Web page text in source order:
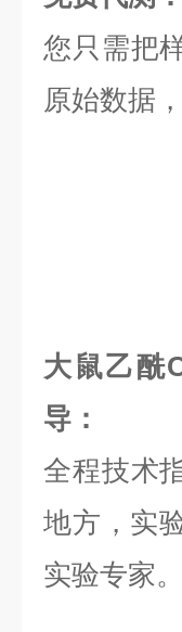
您只需把
原始数据
大鼠乙酰
导：
全程技术
地方，实
实验专家。